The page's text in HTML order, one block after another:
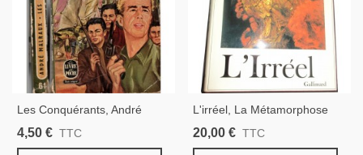
Les Conquérants, André
Malraux, 1957 - Révolution
4,50 € TTC
L'irréel, La Métamorphose
Des Dieux, André Malraux,
20,00 € TTC